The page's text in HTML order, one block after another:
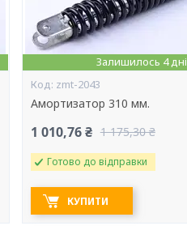
Залишилось 4 дні
zmt-2043
Амортизатор 310 мм.
1 010,76 ₴ 1 175,30 ₴
Готово до відправки
КУПИТИ